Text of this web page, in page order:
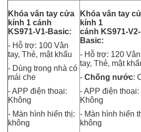
Khóa vân tay cửa
kính 1 cánh
KS971-V1-Basic:
- Hỗ trợ: 100 Vân
tay, Thẻ, mật khẩu
- Dùng trong nhà có
mái che
- APP điện thoại:
Không
- Màn hình hiển thị:
không
Khóa vân tay
kính 1
cánh KS971-V2-
Basic:
- Hỗ trợ: 120 Vân
tay, Thẻ, mật
- Chống nước:
- APP điện thoại:
Không
- Màn hình hiển
không